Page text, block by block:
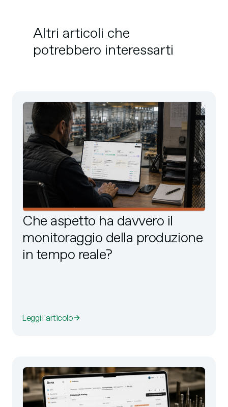
Altri articoli che
potrebbero interessarti
Che aspetto ha davvero il
monitoraggio della produzione
in tempo reale?
Leggi l'articolo